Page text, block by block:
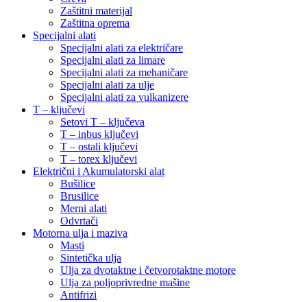
Zaštitni materijal
Zaštitna oprema
Specijalni alati
Specijalni alati za električare
Specijalni alati za limare
Specijalni alati za mehaničare
Specijalni alati za ulje
Specijalni alati za vulkanizere
T – ključevi
Setovi T – ključeva
T – inbus ključevi
T – ostali ključevi
T – torex ključevi
Električni i Akumulatorski alat
Bušilice
Brusilice
Merni alati
Odvrtači
Motorna ulja i maziva
Masti
Sintetička ulja
Ulja za dvotaktne i četvorotaktne motore
Ulja za poljoprivredne mašine
Antifrizi